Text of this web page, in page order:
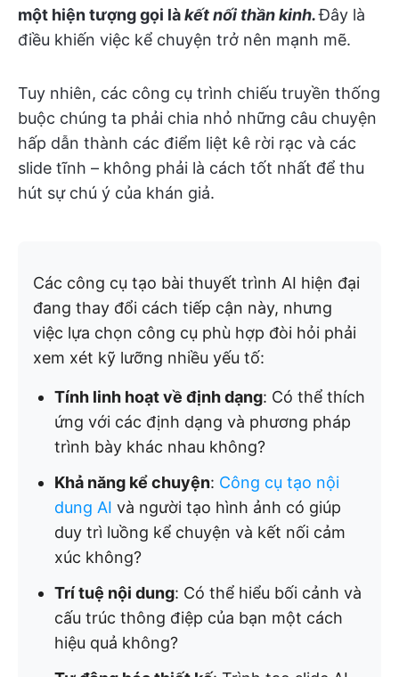
một hiện tượng gọi làkết nối thần kinh.Đây là
điều khiến việc kể chuyện trở nên mạnh mẽ.
Tuy nhiên, các công cụ trình chiếu truyền thống
buộc chúng ta phải chia nhỏ những câu chuyện
hấp dẫn thành các điểm liệt kê rời rạc và các
slide tĩnh – không phải là cách tốt nhất để thu
hút sự chú ý của khán giả.
Các công cụ tạo bài thuyết trình AI hiện đại
đang thay đổi cách tiếp cận này, nhưng
việc lựa chọn công cụ phù hợp đòi hỏi phải
xem xét kỹ lưỡng nhiều yếu tố:
Tính linh hoạt về định dạng: Có thể thích
ứng với các định dạng và phương pháp
trình bày khác nhau không?
Khả năng kể chuyện: Công cụ tạo nội
dung AI và người tạo hình ảnh có giúp
duy trì luồng kể chuyện và kết nối cảm
xúc không?
Trí tuệ nội dung: Có thể hiểu bối cảnh và
cấu trúc thông điệp của bạn một cách
hiệu quả không?